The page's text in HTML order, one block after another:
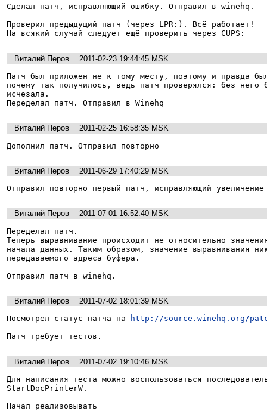
Сделал патч, исправляющий ошибку. Отправил в winehq.
Проверил предыдущий патч (через LPR:). Всё работает!
На всякий случай следует ещё проверить через CUPS:
Виталий Перов
2011-02-23 19:44:45 MSK
Патч был приложен не к тому месту, поэтому и правда
почему так получилось, ведь патч проверялся: без
исчезала.
Переделал патч. Отправил в Winehq
Виталий Перов
2011-02-25 16:58:35 MSK
Дополнил патч. Отправил повторно
Виталий Перов
2011-06-29 17:40:29 MSK
Отправил повторно первый патч, исправляющий
Виталий Перов
2011-07-01 16:52:40 MSK
Переделал патч.
Теперь выравнивание происходит не относительно
начала данных. Таким образом, значение выравнивания
передаваемого адреса буфера.
Отправил патч в winehq.
Виталий Перов
2011-07-02 18:01:39 MSK
Посмотрел статус патча на
http://source.winehq.org/
Патч требует тестов.
Виталий Перов
2011-07-02 19:10:46 MSK
Для написания теста можно воспользоваться
StartDocPrinterW.
Начал реализовывать